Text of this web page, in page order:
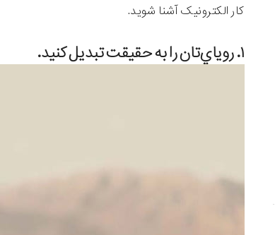
کار الکترونیک آشنا شوید.
۱. رویاي‌تان را به حقیقت تبدیل کنید.